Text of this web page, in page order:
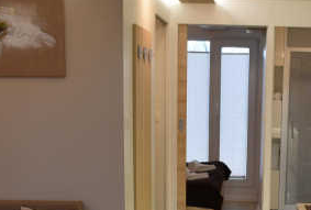
hišice.
za nakup
morate pohiteti, saj